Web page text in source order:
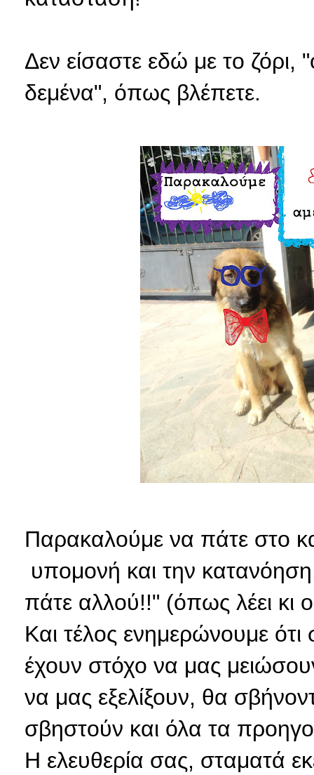
Δεν είσαστε εδώ με το ζόρι,
δεμένα", όπως βλέπετε.
Παρακαλούμε να πάτε στο
υπομονή και την
πάτε αλλού!!" (όπως λέει
Και τέλος ενημερώνουμε
έχουν στόχο να μας
να μας εξελίξουν, θα
σβηστούν και όλα τα
Η ελευθερία σας, σταματά